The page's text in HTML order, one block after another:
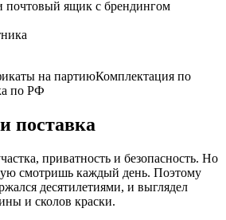
на партиюКомплектация по
по РФ
поставка
приватность и безопасность. Но
смотришь каждый день. Поэтому
десятилетиями, и выглядел
и сколов краски.